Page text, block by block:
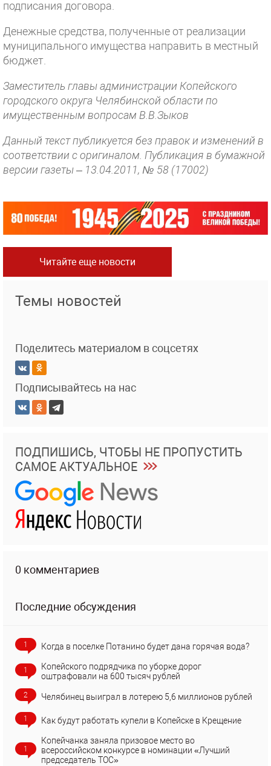
подписания договора.
Денежные средства, полученные от реализации
муниципального имущества направить в местный
бюджет.
Заместитель главы администрации Копейского
городского округа Челябинской области по
имущественным вопросам В.В.Зыков
Данный текст публикуется без правок и изменений в
соответствии с оригиналом. Публикация в бумажной
версии газеты – 13.04.2011, № 58 (17002)
Читайте еще новости
Темы новостей
Поделитесь материалом в соцсетях
Подписывайтесь на нас
ПОДПИШИСЬ, ЧТОБЫ НЕ ПРОПУСТИТЬ
САМОЕ АКТУАЛЬНОЕ
0 комментариев
Последние обсуждения
1 Когда в поселке Потанино будет дана горячая вода?
1
Копейского подрядчика по уборке дорог
оштрафовали на 600 тысяч рублей
2 Челябинец выиграл в лотерею 5,6 миллионов рублей
1 Как будут работать купели в Копейске в Крещение
1
Копейчанка заняла призовое место во
всероссийском конкурсе в номинации «Лучший
председатель ТОС»